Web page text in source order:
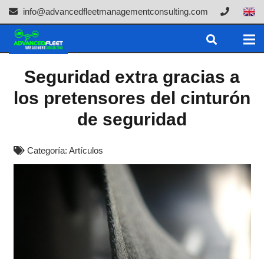
info@advancedfleetmanagementconsulting.com
Seguridad extra gracias a
los pretensores del cinturón
de seguridad
Categoría: Artículos